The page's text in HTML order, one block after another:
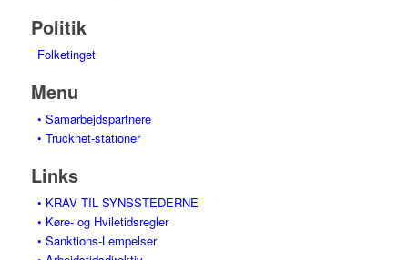
Politik
Folketinget
Menu
• Samarbejdspartnere
• Trucknet-stationer
Links
• KRAV TIL SYNSSTEDERNE
• Køre- og Hviletidsregler
• Sanktions-Lempelser